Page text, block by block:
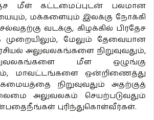
மீள் கட்டமைப்புடன் பலமான
மக்களையும் இலக்கு நோக்கி
வடக்கு, கிழக்கில் பிரதேச
முறையிலும், மேலும் தேவையான
அலுவலகங்களை நிறுவுவதும்,
மீள ஒழுங்கு
மாவட்டங்களை ஒன்றிணைத்து
நிறுவுவதும் அதற்குத்
அலுவலகம் செயற்படுவதும்
புரிந்துகொள்வீர்கள்.